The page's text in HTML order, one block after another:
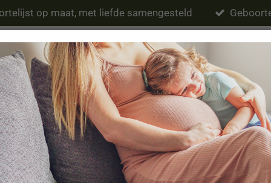
op maat, met liefde samengesteld